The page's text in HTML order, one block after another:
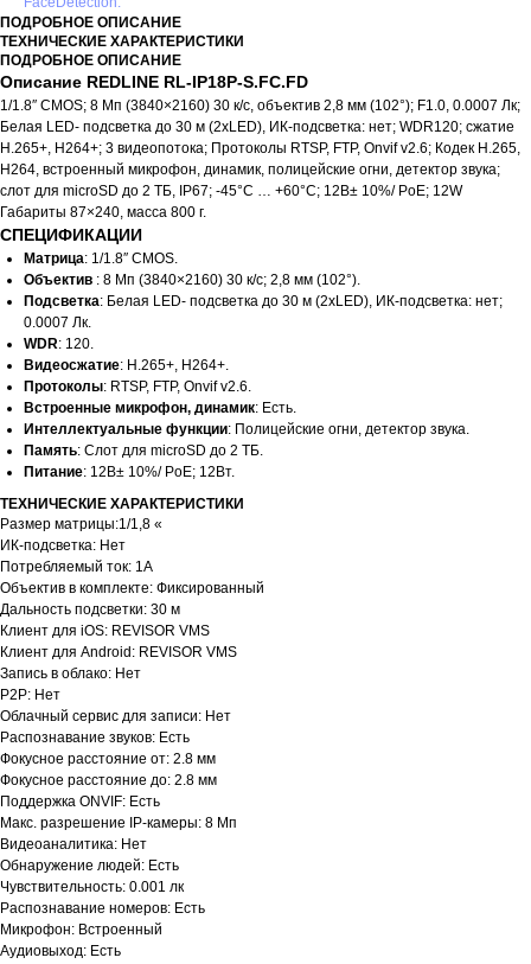
ПОДРОБНОЕ ОПИСАНИЕ
ТЕХНИЧЕСКИЕ ХАРАКТЕРИСТИКИ
ПОДРОБНОЕ ОПИСАНИЕ
Описание REDLINE RL-IP18P-S.FC.FD
1/1.8″ CMOS; 8 Мп (3840×2160) 30 к/с, объектив 2,8 мм (102°); F1.0, 0.0007 Лк;
Белая LED- подсветка до 30 м (2xLED), ИК-подсветка: нет; WDR120; сжатие
H.265+, H264+; 3 видеопотока; Протоколы RTSP, FTP, Onvif v2.6; Кодек H.265,
H264, встроенный микрофон, динамик, полицейские огни, детектор звука;
слот для microSD до 2 ТБ, IP67; -45°C … +60°C; 12В± 10%/ PoE; 12W
Габариты 87×240, масса 800 г.
СПЕЦИФИКАЦИИ
Матрица: 1/1.8″ CMOS.
Объектив : 8 Мп (3840×2160) 30 к/с; 2,8 мм (102°).
Подсветка: Белая LED- подсветка до 30 м (2xLED), ИК-подсветка: нет;
0.0007 Лк.
WDR: 120.
Видеосжатие: H.265+, H264+.
Протоколы: RTSP, FTP, Onvif v2.6.
Встроенные микрофон, динамик: Есть.
Интеллектуальные функции: Полицейские огни, детектор звука.
Память: Слот для microSD до 2 ТБ.
Питание: 12В± 10%/ PoE; 12Вт.
ТЕХНИЧЕСКИЕ ХАРАКТЕРИСТИКИ
Размер матрицы:1/1,8 «
ИК-подсветка: Нет
Потребляемый ток: 1А
Объектив в комплекте: Фиксированный
Дальность подсветки: 30 м
Клиент для iOS: REVISOR VMS
Клиент для Android: REVISOR VMS
Запись в облако: Нет
P2P: Нет
Облачный сервис для записи: Нет
Распознавание звуков: Есть
Фокусное расстояние от: 2.8 мм
Фокусное расстояние до: 2.8 мм
Поддержка ONVIF: Есть
Макс. разрешение IP-камеры: 8 Мп
Видеоаналитика: Нет
Обнаружение людей: Есть
Чувствительность: 0.001 лк
Распознавание номеров: Есть
Микрофон: Встроенный
Аудиовыход: Есть